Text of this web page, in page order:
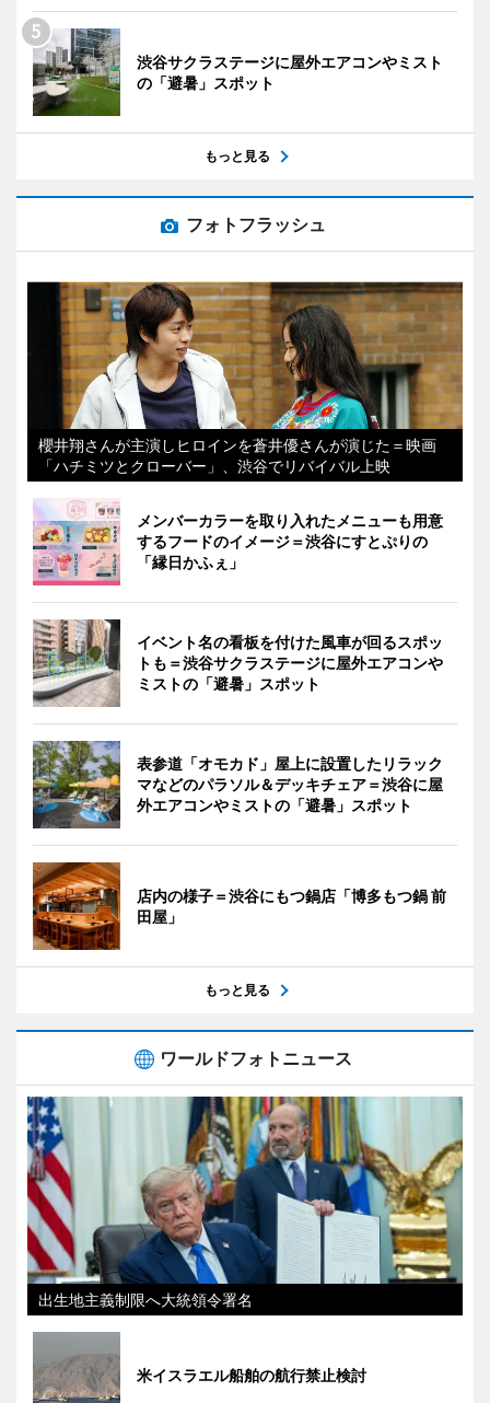
渋谷サクラステージに屋外エアコンやミスト
の「避暑」スポット
もっと見る
フォトフラッシュ
櫻井翔さんが主演しヒロインを蒼井優さんが演じた＝映画
「ハチミツとクローバー」、渋谷でリバイバル上映
メンバーカラーを取り入れたメニューも用意
するフードのイメージ＝渋谷にすとぷりの
「縁日かふぇ」
イベント名の看板を付けた風車が回るスポッ
トも＝渋谷サクラステージに屋外エアコンや
ミストの「避暑」スポット
表参道「オモカド」屋上に設置したリラック
マなどのパラソル＆デッキチェア＝渋谷に屋
外エアコンやミストの「避暑」スポット
店内の様子＝渋谷にもつ鍋店「博多もつ鍋 前
田屋」
もっと見る
ワールドフォトニュース
出生地主義制限へ大統領令署名
米イスラエル船舶の航行禁止検討